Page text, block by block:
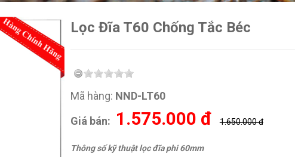
Lọc Đĩa T60 Chống Tắc Béc
Mã hàng: NND-LT60
Giá bán: 1.575.000 đ 1.650.000 đ
Thông số kỹ thuật lọc đĩa phi 60mm